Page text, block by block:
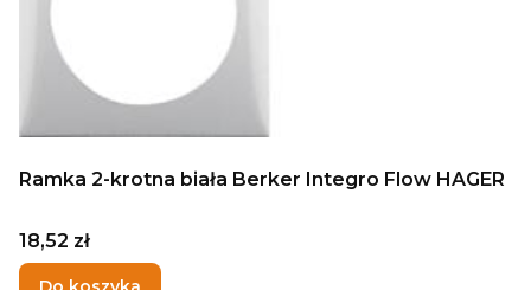
Ramka 2-krotna biała Berker Integro Flow HAGER
Cena
18,52 zł